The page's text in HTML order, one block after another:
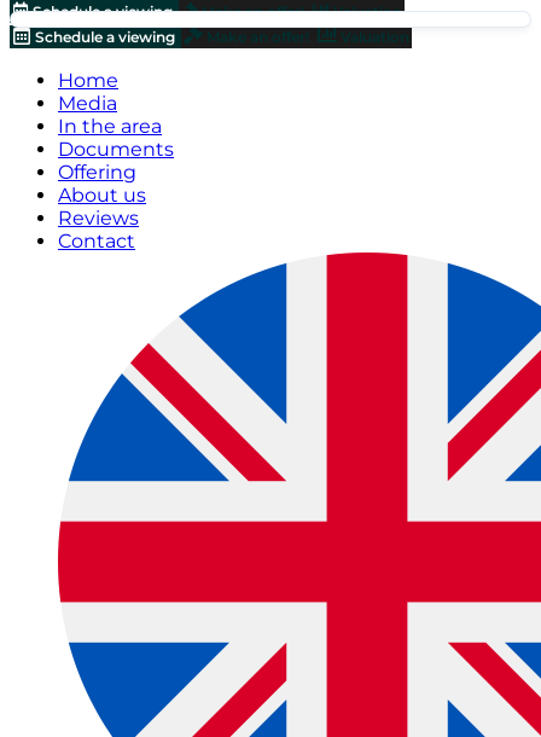
Schedule a viewing Make an offer!
Valuation
Schedule a viewing
Make an offer! Valuation
Home
Media
In the area
Documents
Offering
About us
Reviews
Contact